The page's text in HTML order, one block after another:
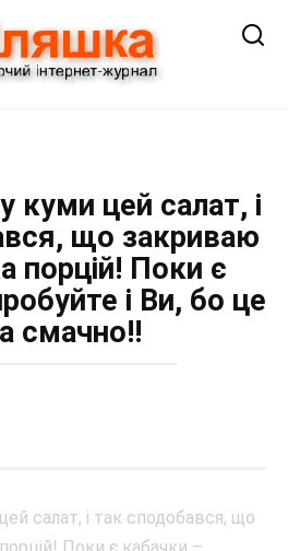
куми цей салат, і
що закриваю
порцій! Поки є
і Ви, бо це
смачно!!